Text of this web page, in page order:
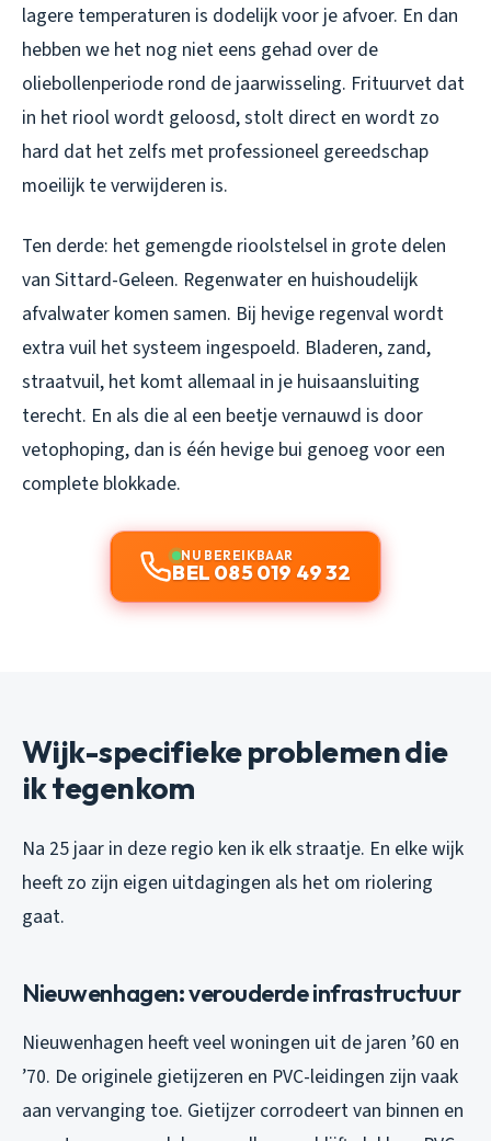
lagere temperaturen is dodelijk voor je afvoer. En dan
hebben we het nog niet eens gehad over de
oliebollenperiode rond de jaarwisseling. Frituurvet dat
in het riool wordt geloosd, stolt direct en wordt zo
hard dat het zelfs met professioneel gereedschap
moeilijk te verwijderen is.
Ten derde: het gemengde rioolstelsel in grote delen
van Sittard-Geleen. Regenwater en huishoudelijk
afvalwater komen samen. Bij hevige regenval wordt
extra vuil het systeem ingespoeld. Bladeren, zand,
straatvuil, het komt allemaal in je huisaansluiting
terecht. En als die al een beetje vernauwd is door
vetophoping, dan is één hevige bui genoeg voor een
complete blokkade.
NU BEREIKBAAR
BEL 085 019 49 32
Wijk-specifieke problemen die
ik tegenkom
Na 25 jaar in deze regio ken ik elk straatje. En elke wijk
heeft zo zijn eigen uitdagingen als het om riolering
gaat.
Nieuwenhagen: verouderde infrastructuur
Nieuwenhagen heeft veel woningen uit de jaren ’60 en
’70. De originele gietijzeren en PVC-leidingen zijn vaak
aan vervanging toe. Gietijzer corrodeert van binnen en